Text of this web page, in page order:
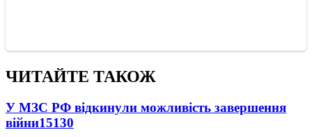
ЧИТАЙТЕ ТАКОЖ
У МЗС РФ відкинули можливість завершення
війни15130